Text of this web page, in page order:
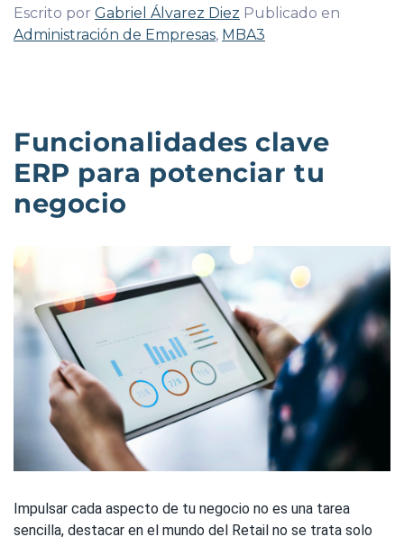
Escrito por Gabriel Álvarez Diez Publicado en
Administración de Empresas, MBA3
Funcionalidades clave
ERP para potenciar tu
negocio
Impulsar cada aspecto de tu negocio no es una tarea
sencilla, destacar en el mundo del Retail no se trata solo